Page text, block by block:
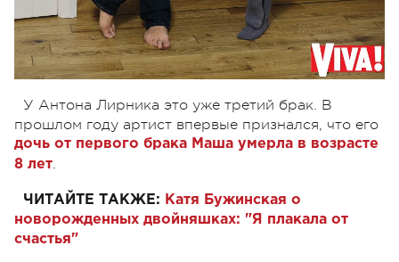
У Антона Лирника это уже третий брак. В
прошлом году артист впервые признался, что его
дочь от первого брака Маша умерла в возрасте
8 лет.
ЧИТАЙТЕ ТАКЖЕ: Катя Бужинская о
новорожденных двойняшках: "Я плакала от
счастья"